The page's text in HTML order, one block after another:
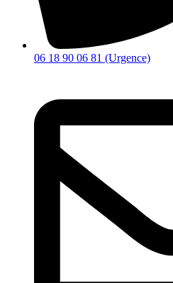
06 18 90 06 81 (Urgence)